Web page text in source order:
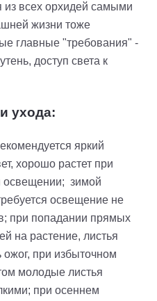
из всех орхидей самыми
жизни тоже
главные "требования" -
доступ света к
ухода:
яркий
хорошо растет при
освещении; зимой
освещение не
при попадании прямых
на растение, листья
ожог, при избыточном
молодые листья
при осеннем